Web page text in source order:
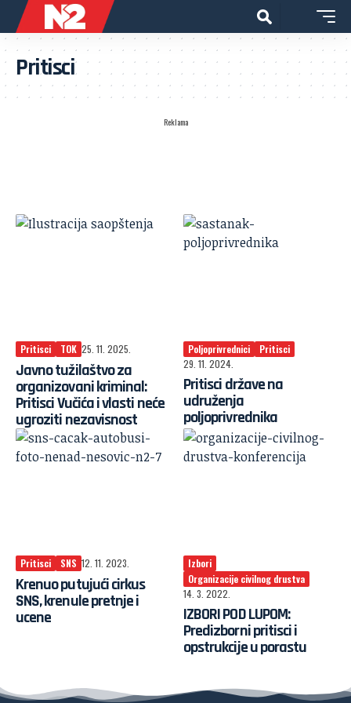
Pritisci
Reklama
Pritisci TOK 25. 11. 2025.
Javno tužilaštvo za
organizovani kriminal:
Pritisci Vučića i vlasti neće
ugroziti nezavisnost
Poljoprivrednici
Pritisci
29. 11. 2024.
Pritisci države na
udruženja
poljoprivrednika
Pritisci SNS 12. 11. 2023.
Krenuo putujući cirkus
SNS, krenule pretnje i
ucene
Izbori
Organizacije civilnog drustva
14. 3. 2022.
IZBORI POD LUPOM:
Predizborni pritisci i
opstrukcije u porastu